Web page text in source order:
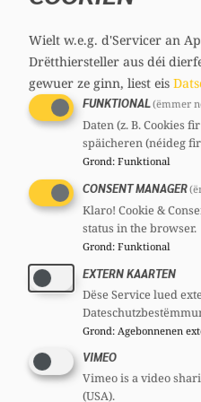
construction d’un lien
jeunes, seront-elles
opérationnalisées
référence ?
3) Le travail de
mis en oeuvre de
réalités locales,
axe structurant
de référence, et
en oeuvre cohérente
territoire ?
4) Entendez-vous
notion de transition
des jeunes comme
cadre de référence ?
quelle forme
Wielt w.e.g. d'Servicer an
Drëtthiersteller aus déi
gewuer ze ginn, liest eis
FUNKTIONAL(ëmmer
Daten (z. B. Cookies
späicheren (néideg
Grond: Funktional
CONSENT MANAGER
Klaro! Cookie &
status in the browser.
Grond: Funktional
EXTERN KAARTEN
Dëse Service lued
Grond: Agebonnenen
VIMEO
Vimeo is a video
(USA).